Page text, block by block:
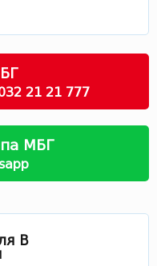
21 21 777
МБГ
В